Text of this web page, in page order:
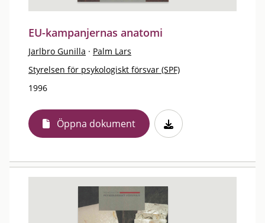
EU-kampanjernas anatomi
Jarlbro Gunilla · Palm Lars
Styrelsen för psykologiskt försvar (SPF)
1996
Öppna dokument